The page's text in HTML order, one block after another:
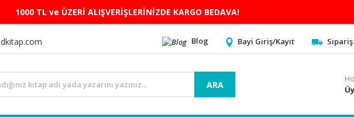
1000 TL ve ÜZERİ ALIŞVERİŞLERİNİZDE KARGO BEDAVA!
Blog Bayi Giriş/Kayıt
ARA